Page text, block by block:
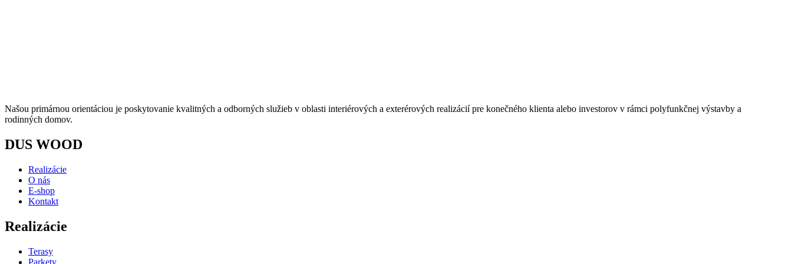
Našou primárnou orientáciou je poskytovanie kvalitných a odborných služieb v oblasti interiérových a exterérových realizácií pre konečného klienta alebo investorov v rámci polyfunkčnej výstavby a
rodinných domov.
DUS WOOD
Realizácie
O nás
E-shop
Kontakt
Realizácie
Terasy
Parkety